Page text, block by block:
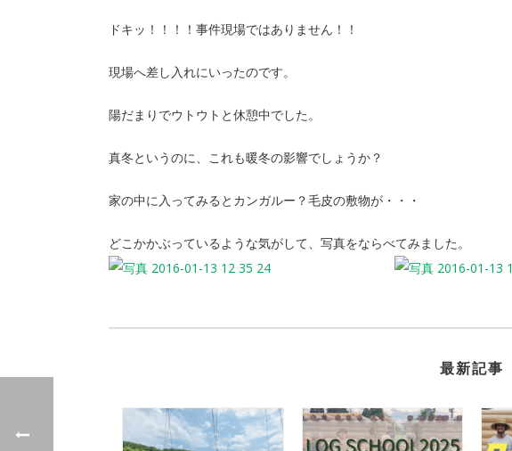
ドキッ！！！！事件現場ではありません！！
現場へ差し入れにいったのです。
陽だまりでウトウトと休憩中でした。
真冬というのに、これも暖冬の影響でしょうか？
家の中に入ってみるとカンガルー？毛皮の敷物が・・・
どこかかぶっているような気がして、写真をならべてみました。
最新記事